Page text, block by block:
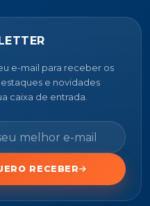
e-mail para receber os
e novidades
caixa de entrada.
RECEBER